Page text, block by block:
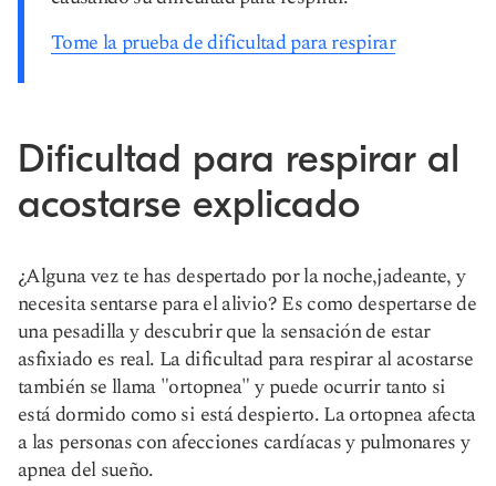
Tome la prueba de dificultad para respirar
Dificultad para respirar al
acostarse explicado
¿Alguna vez te has despertado por la noche,jadeante,y
necesita sentarse para el alivio? Es como despertarse de
una pesadilla y descubrir que la sensación de estar
asfixiado es real. La dificultad para respirar al acostarse
también se llama "ortopnea" y puede ocurrir tanto si
está dormido como si está despierto. La ortopnea afecta
a las personas con afecciones cardíacas y pulmonares y
apnea del sueño.